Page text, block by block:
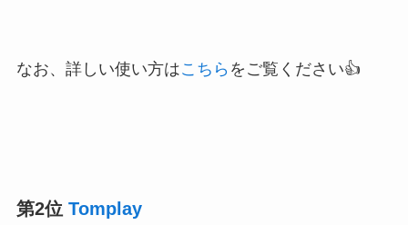
なお、詳しい使い方はこちら をご覧ください👍
第2位 Tomplay